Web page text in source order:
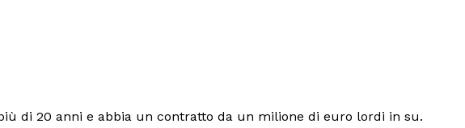
di 20 anni e abbia un contratto da un milione di euro lordi in su.